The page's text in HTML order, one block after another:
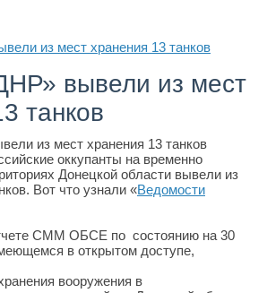
из мест хранения 13 танков
вывели из мест
танков
оккупанты на временно
Донецкой области вывели из
Вот что узнали «Ведомости
СММ ОБСЕ по состоянию на 30
в открытом доступе,
вооружения в